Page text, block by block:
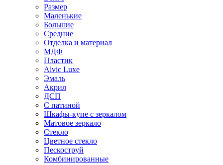
Размер
Маленькие
Большие
Средние
Отделка и материал
МДФ
Пластик
Alvic Luxe
Эмаль
Акрил
ДСП
С патиной
Шкафы-купе с зеркалом
Матовое зеркало
Стекло
Цветное стекло
Пескоструй
Комбинированные